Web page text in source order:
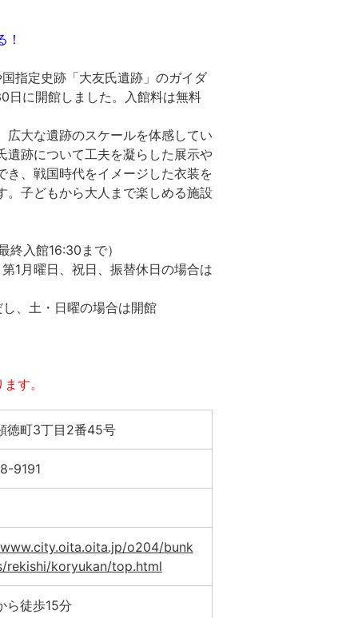
！
指定史跡「大友氏遺跡」のガイダ
日に開館しました。入館料は無料
広大な遺跡のスケールを体感してい
遺跡について工夫を凝らした展示や
き、戦国時代をイメージした衣装を
。子どもから大人まで楽しめる施設
終入館16:30まで）
1月曜日、祝日、振替休日の場合は
・日曜の場合は開館
す。
徳町3丁目2番45号
9191
o204/bunk
rekishi/koryukan/top.html
ら徒歩15分